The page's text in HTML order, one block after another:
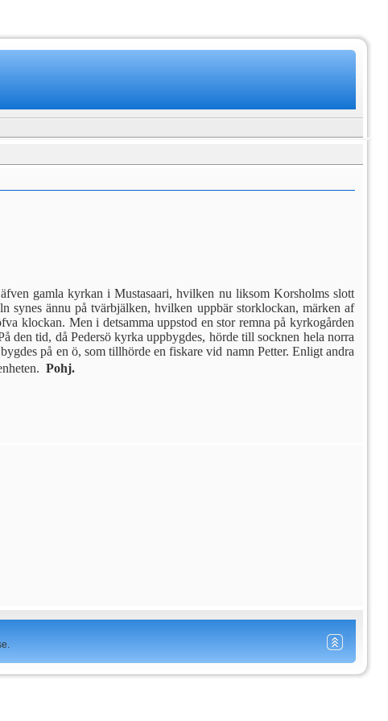
gamla kyrkan i Mustasaari, hvilken nu liksom Kors­holms slott
synes ännu på tvärbjälken, hvilken upp­bär storklockan, märken af
klockan. Men i detsamma uppstod en stor remna på kyrkogården
den tid, då Pedersö kyrka uppbygdes, hörde till sock­nen hela norra
på en ö, som tillhörde en fiskare vid namn Petter. Enligt andra
 Pohj.